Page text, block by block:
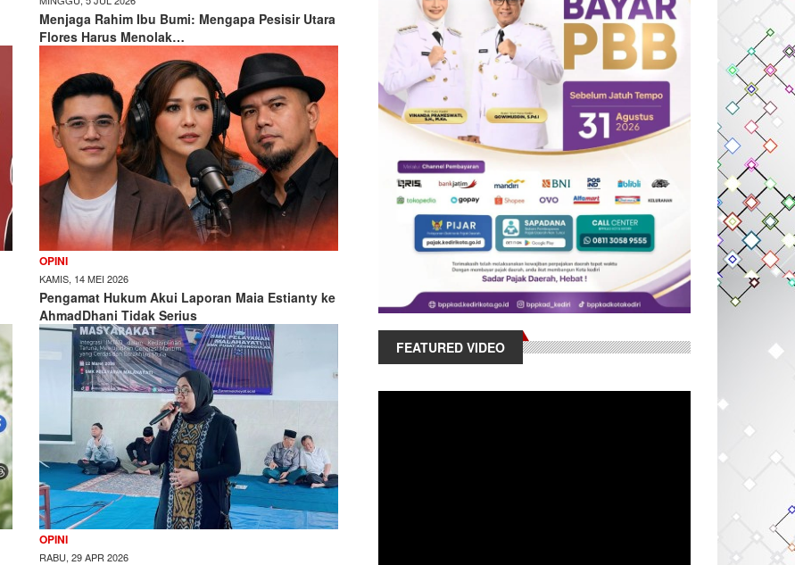
Menjaga Rahim Ibu Bumi: Mengapa Pesisir Utara
Flores Harus Menolak…
OPINI
KAMIS, 14 MEI 2026
Pengamat Hukum Akui Laporan Maia Estianty ke
AhmadDhani Tidak Serius
OPINI
RABU, 29 APR 2026
FEATURED VIDEO